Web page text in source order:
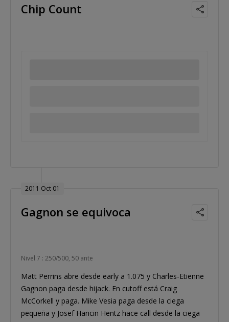
Chip Count
2011 Oct 01
Gagnon se equivoca
Nivel 7 : 250/500, 50 ante
Matt Perrins abre desde early a 1.075 y Charles-Etienne
Gagnon paga desde hijack. En cutoff está Craig
McCorkell y paga. Mike Vesia paga desde la ciega
pequeña y Josef Hancin Hentz hace call desde la ciega